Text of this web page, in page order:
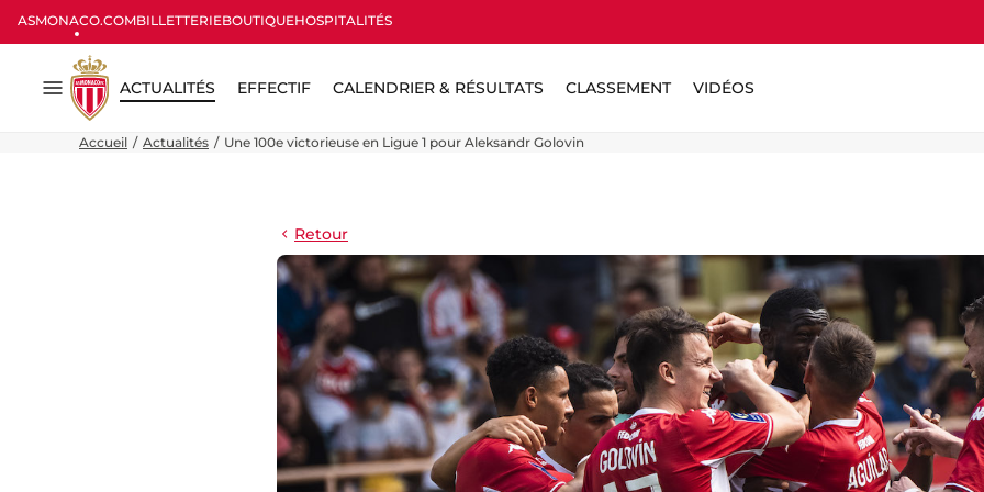
ASMONACO.COMBILLETTERIEBOUTIQUEHOSPITALITÉS
Menu
ACTUALITÉS EFFECTIF CALENDRIER & RÉSULTATS CLASSEMENT VIDÉOS
Accueil Actualités Une 100e victorieuse en Ligue 1 pour Aleksandr Golovin
Retour